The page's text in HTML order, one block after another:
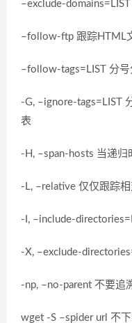
–exclude-
–follow-ftp 跟踪HTML
–follow-tags=LIST 分
-G, –ignore-tags=LIST
表
-H, –span-hosts 当递归
-L, –relative 仅仅跟踪
-I, –include-
-X, –exclude-
-np, –no-parent 不要追
wget -S –spider url 不